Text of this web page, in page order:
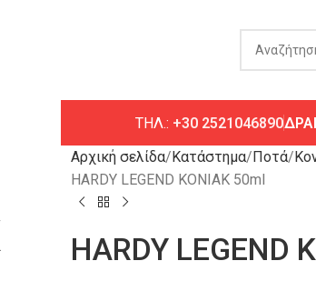
ΤΗΛ.: +30 2521046890
Αρχική σελίδα Κατάστημα Ποτά
HARDY LEGEND ΚΟΝΙΑΚ 50ml
HARDY LEGEND